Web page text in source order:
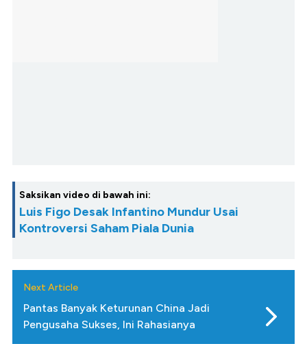
Saksikan video di bawah ini:
Luis Figo Desak Infantino Mundur Usai
Kontroversi Saham Piala Dunia
Next Article
Pantas Banyak Keturunan China Jadi
Pengusaha Sukses, Ini Rahasianya